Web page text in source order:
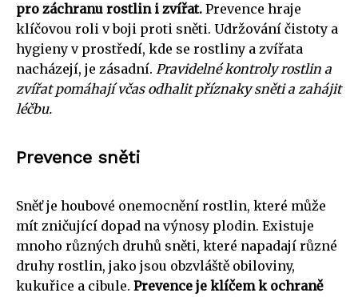
pro záchranu rostlin i zvířat. Prevence hraje
klíčovou roli v boji proti sněti. Udržování čistoty a
hygieny v prostředí, kde se rostliny a zvířata
nacházejí, je zásadní. Pravidelné kontroly rostlin a
zvířat pomáhají včas odhalit příznaky sněti a zahájit
léčbu.
Prevence sněti
Sněť je houbové onemocnění rostlin, které může
mít zničující dopad na výnosy plodin. Existuje
mnoho různých druhů sněti, které napadají různé
druhy rostlin, jako jsou obzvláště obiloviny,
kukuřice a cibule. Prevence je klíčem k ochraně